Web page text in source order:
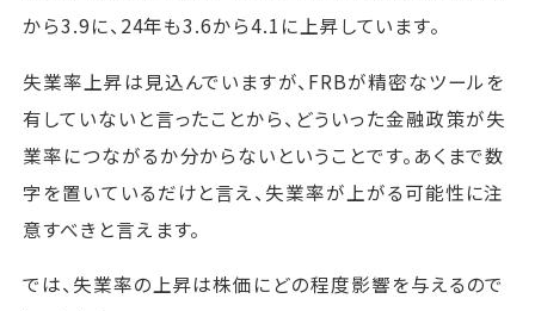
から3.9に、24年も3.6から4.1に上昇しています。
失業率上昇は見込んでいますが、FRBが精密なツールを
有していないと言ったことから、どういった金融政策が失
業率につながるか分からないということです。あくまで数
字を置いているだけと言え、失業率が上がる可能性に注
意すべきと言えます。
では、失業率の上昇は株価にどの程度影響を与えるので